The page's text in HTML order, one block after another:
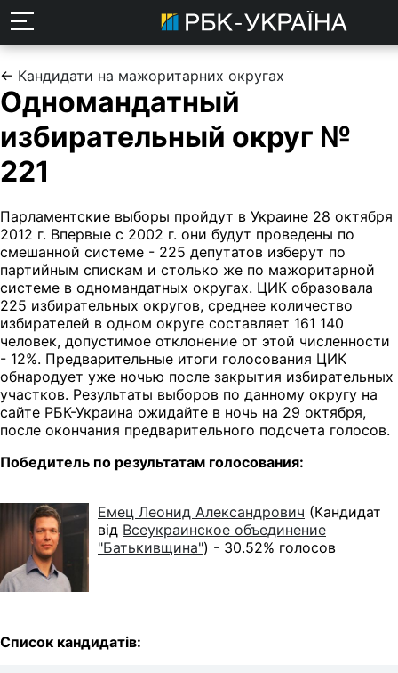
← Кандидати на мажоритарних округах
Одномандатный
избирательный округ №
221
Парламентские выборы пройдут в Украине 28 октября
2012 г. Впервые с 2002 г. они будут проведены по
смешанной системе - 225 депутатов изберут по
партийным спискам и столько же по мажоритарной
системе в одномандатных округах. ЦИК образовала
225 избирательных округов, среднее количество
избирателей в одном округе составляет 161 140
человек, допустимое отклонение от этой численности
- 12%. Предварительные итоги голосования ЦИК
обнародует уже ночью после закрытия избирательных
участков. Результаты выборов по данному округу на
сайте РБК-Украина ожидайте в ночь на 29 октября,
после окончания предварительного подсчета голосов.
Победитель по результатам голосования:
Емец Леонид Александрович (Кандидат
від Всеукраинское объединение
"Батькивщина") - 30.52% голосов
Список кандидатів: